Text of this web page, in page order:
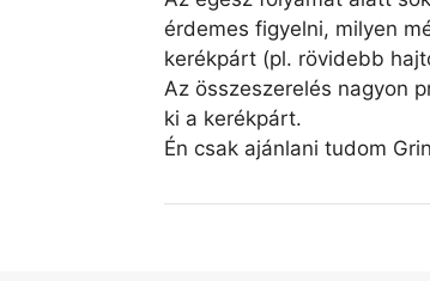
érdemes figyelni, milyen
kerékpárt (pl. rövidebb
Az összeszerelés nagyon
ki a kerékpárt.
Én csak ajánlani tudom